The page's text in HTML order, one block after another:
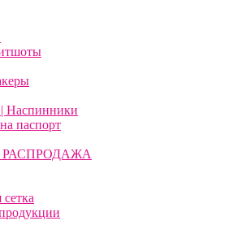
Наспинники
паспорт
РАСПРОДАЖА
сетка